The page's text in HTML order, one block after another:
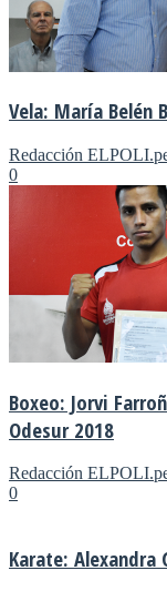
Vela: María Belén
Redacción
0
Boxeo: Jorvi
Odesur 2018
Redacción
0
Karate: Alexandra